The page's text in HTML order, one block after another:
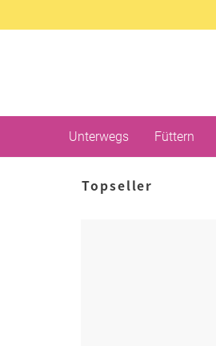
Unterwegs Füttern
Topseller